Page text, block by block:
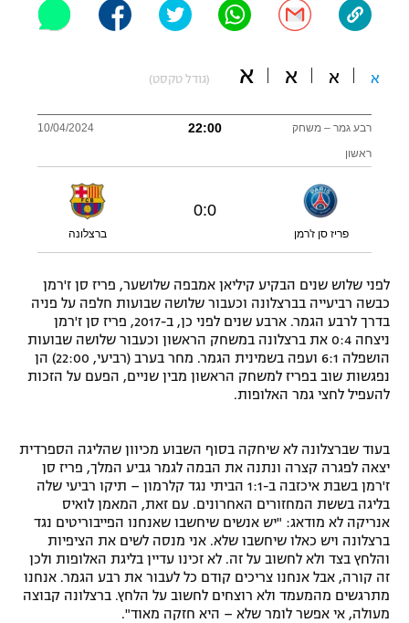
"מחצית בשכונה" – פודקאסט
משתתפים וזוכים בפרסים
תקנון עבור פעילות אלקטרה
תקנון עבור פעילות ספורט 1 – "מרלן"
טניס
מדיניות פרטיות
תקנון פעילות ספורט 1
הצטרפות לחבילת הערוצים
לוח דרושים – ג'ובנט
תגיות
המגזין
ספורט מוטורי
כדורמים
פוטבול אמריקאי NFL
בייסבול MLB
ספורט אתגרי ואקסטרים
אומנויות לחימה
גיימינג E-Sports
א א א א (גודל טקסט)
רבע גמר – משחק
ראשון
22:00
10/04/2024
פריז סן ז'רמן
0
:
0
ברצלונה
לפני שלוש שנים הבקיע קיליאן אמבפה שלושער, פריז סן ז'רמן
כבשה רביעייה בברצלונה וכעבור שלושה שבועות חלפה על פניה
בדרך לרבע הגמר. ארבע שנים לפני כן, ב-2017, פריז סן ז'רמן
ניצחה 0:4 את ברצלונה במשחק הראשון וכעבור שלושה שבועות
הושפלה 6:1 ועפה בשמינית הגמר. מחר בערב (רביעי, 22:00) הן
נפגשות שוב בפריז למשחק הראשון מבין שניים, הפעם על הזכות
להעפיל לחצי גמר האלופות.
בעוד שברצלונה לא שיחקה בסוף השבוע מכיוון שהליגה הספרדית
יצאה לפגרה קצרה ונתנה את הבמה לגמר גביע המלך, פריז סן
ז'רמן בשבת איכזבה ב-1:1 הביתי נגד קלרמון – תיקו רביעי שלה
בליגה בששת המחזורים האחרונים. עם זאת, המאמן לואיס
אנריקה לא מודאג: "יש אנשים שיחשבו שאנחנו הפייבוריטים נגד
ברצלונה ויש כאלו שיחשבו שלא. אני מנסה לשים את הציפיות
והלחץ בצד ולא לחשוב על זה. לא זכינו עדיין בליגת האלופות ולכן
זה קורה, אבל אנחנו צריכים קודם כל לעבור את רבע הגמר. אנחנו
מתרגשים מהמעמד ולא רוצחים לחשוב על הלחץ. ברצלונה קבוצה
מעולה, אי אפשר לומר שלא – היא חזקה מאוד".